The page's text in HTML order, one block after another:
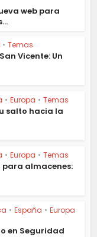
web para
• Temas
Vicente: Un
• Europa • Temas
salto hacia la
• Europa • Temas
para almacenes:
• España • Europa
en Seguridad